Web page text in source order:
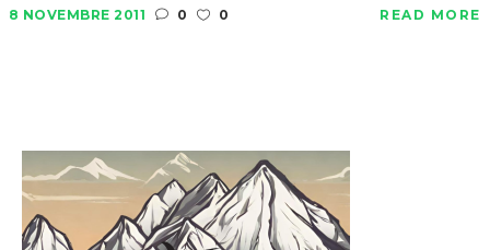
8 NOVEMBRE 2011 0 0 READ MORE